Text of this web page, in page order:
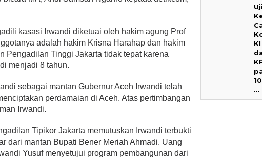
kasasi Irwandi diketuai oleh hakim agung Prof
adalah hakim Krisna Harahap dan hakim
Pengadilan Tinggi Jakarta tidak tepat karena
menjadi 8 tahun.
sebagai mantan Gubernur Aceh Irwandi telah
perdamaian di Aceh. Atas pertimbangan
Irwandi.
Tipikor Jakarta memutuskan Irwandi terbukti
dari mantan Bupati Bener Meriah Ahmadi. Uang
Yusuf menyetujui program pembangunan dari
KI
10
…